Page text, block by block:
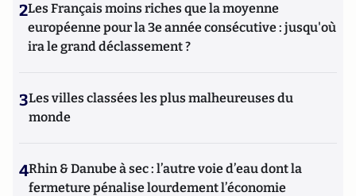
2Les Français moins riches que la moyenne
européenne pour la 3e année consécutive : jusqu'où
ira le grand déclassement ?
3Les villes classées les plus malheureuses du
monde
4Rhin & Danube à sec : l’autre voie d’eau dont la
fermeture pénalise lourdement l’économie